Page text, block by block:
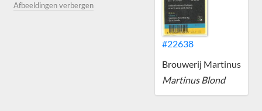
Afbeeldingen verbergen
#22638
Brouwerij Martinus
Martinus Blond